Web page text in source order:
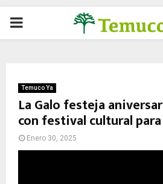
P
M
A
Temuco Ya
La Galo festeja
con festival cultural
Enero 30, 2025